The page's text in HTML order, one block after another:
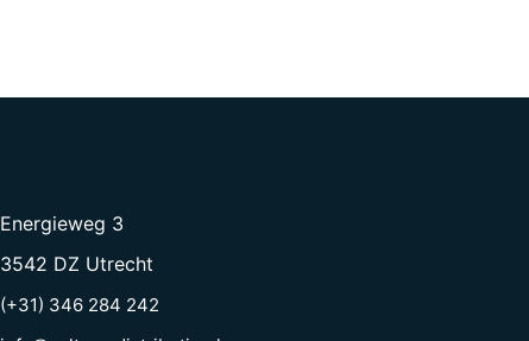
Energieweg 3
3542 DZ Utrecht
(+31) 346 284 242